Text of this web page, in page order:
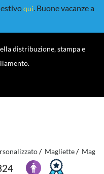
qui. Buone vacanze a
distribuzione, stampa e
Magliette